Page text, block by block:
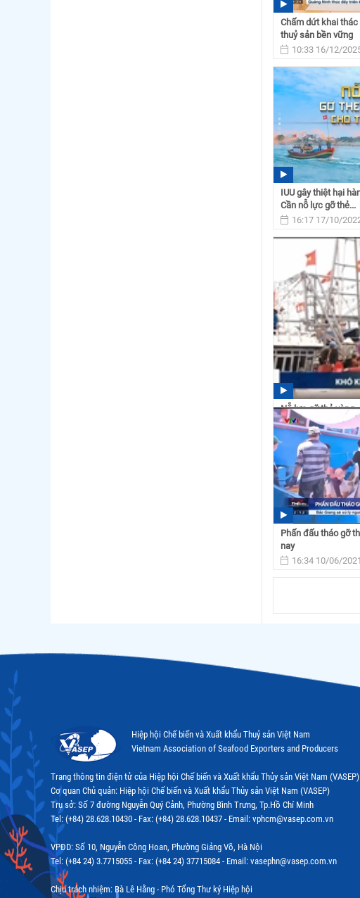
Chấm dứt khai thác
thuỷ sản bền vững
10:33 16/12/
IUU gây thiệt hại
Cần nỗ lực gỡ thẻ...
16:17 17/10/
Nỗ lực gỡ thẻ vàng
16:47 04/10/2021
Phấn đấu tháo gỡ
nay
16:34 10/06/2021
Hiệp hội Chế biến và Xuất khẩu Thuỷ sản Việt Nam
Vietnam Association of Seafood Exporters and Producers
Trang thông tin điện tử của Hiệp hội Chế biến và Xuất khẩu Thủy sản Việt Nam (VASEP)
Cơ quan Chủ quản: Hiệp hội Chế biến và Xuất khẩu Thủy sản Việt Nam (VASEP)
Trụ sở: Số 7 đường Nguyễn Quý Cảnh, Phường Bình Trưng, Tp.Hồ Chí Minh
Tel: (+84) 28.628.10430 - Fax: (+84) 28.628.10437 - Email: vphcm@vasep.com.vn
VPĐD: Số 10, Nguyễn Công Hoan, Phường Giảng Võ, Hà Nội
Tel: (+84 24) 3.7715055 - Fax: (+84 24) 37715084 - Email: vasephn@vasep.com.vn
Chịu trách nhiệm: Bà Lê Hằng - Phó Tổng Thư ký Hiệp hội